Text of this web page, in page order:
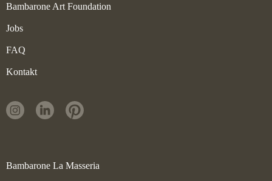
Bambarone Art Foundation
Jobs
FAQ
Kontakt
Bambarone La Masseria